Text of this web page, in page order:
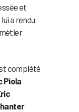
et
a rendu
complété
Piola